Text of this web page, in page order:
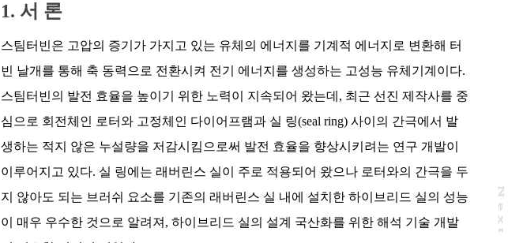
N
e
x
t
a
g
1. 서 론
스팀터빈은 고압의 증기가 가지고 있는 유체의 에너지를 기계적 에너지로 변환해 터
빈 날개를 통해 축 동력으로 전환시켜 전기 에너지를 생성하는 고성능 유체기계이다.
스팀터빈의 발전 효율을 높이기 위한 노력이 지속되어 왔는데, 최근 선진 제작사를 중
심으로 회전체인 로터와 고정체인 다이어프램과 실 링(seal ring) 사이의 간극에서 발
생하는 적지 않은 누설량을 저감시킴으로써 발전 효율을 향상시키려는 연구 개발이
이루어지고 있다. 실 링에는 래버린스 실이 주로 적용되어 왔으나 로터와의 간극을 두
지 않아도 되는 브러쉬 요소를 기존의 래버린스 실 내에 설치한 하이브리드 실의 성능
이 매우 우수한 것으로 알려져, 하이브리드 실의 설계 국산화를 위한 해석 기술 개발